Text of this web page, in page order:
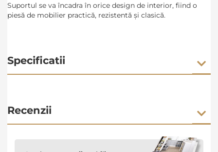
Suportul se va încadra în orice design de interior, fiind o
piesă de mobilier practică, rezistentă și clasică.
Specificatii
Recenzii